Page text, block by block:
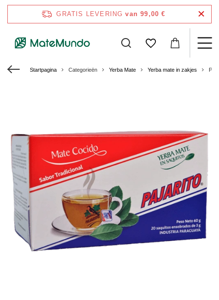
GRATIS LEVERING van 99,00 €
Startpagina Categorieën Yerba Mate Yerba mate in zakjes